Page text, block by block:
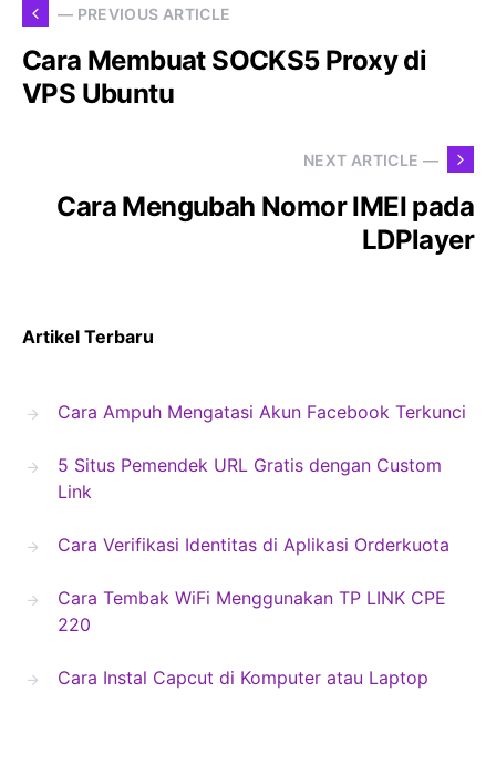
— PREVIOUS ARTICLE
Cara Membuat SOCKS5 Proxy di
VPS Ubuntu
NEXT ARTICLE —
Cara Mengubah Nomor IMEI pada
LDPlayer
Artikel Terbaru
Cara Ampuh Mengatasi Akun Facebook Terkunci
5 Situs Pemendek URL Gratis dengan Custom
Link
Cara Verifikasi Identitas di Aplikasi Orderkuota
Cara Tembak WiFi Menggunakan TP LINK CPE
220
Cara Instal Capcut di Komputer atau Laptop